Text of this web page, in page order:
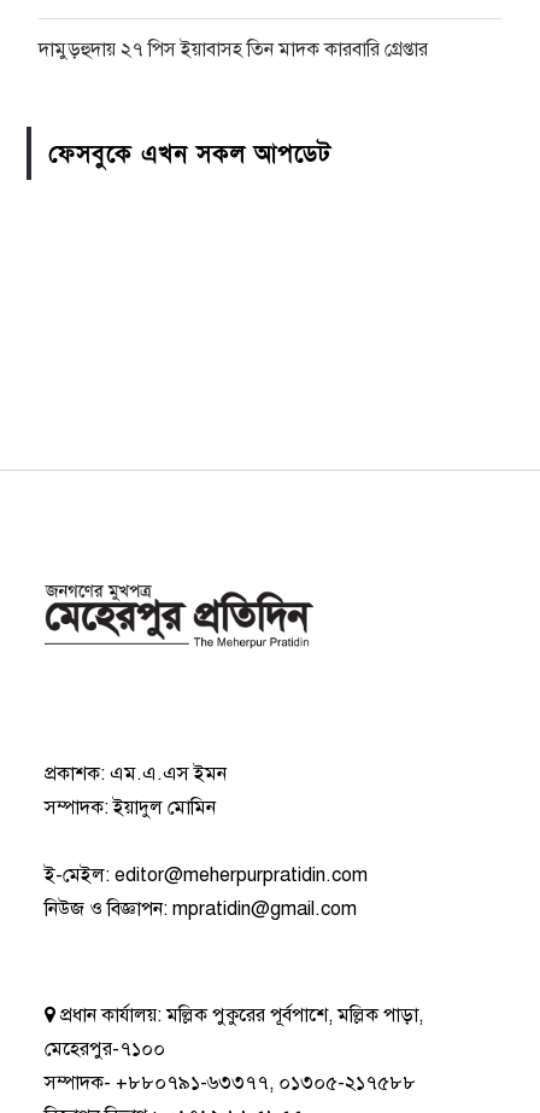
দামুড়হুদায় ২৭ পিস ইয়াবাসহ তিন মাদক কারবারি গ্রেপ্তার
ফেসবুকে এখন সকল আপডেট
প্রকাশক: এম.এ.এস ইমন
সম্পাদক: ইয়াদুল মোমিন
ই-মেইল:editor@meherpurpratidin.com
নিউজ ও বিজ্ঞাপন:mpratidin@gmail.com
প্রধান কার্যালয়:মল্লিক পুকুরের পূর্বপাশে, মল্লিক পাড়া,
মেহেরপুর-৭১০০
সম্পাদক- +৮৮০৭৯১-৬৩৩৭৭, ০১৩০৫-২১৭৫৮৮